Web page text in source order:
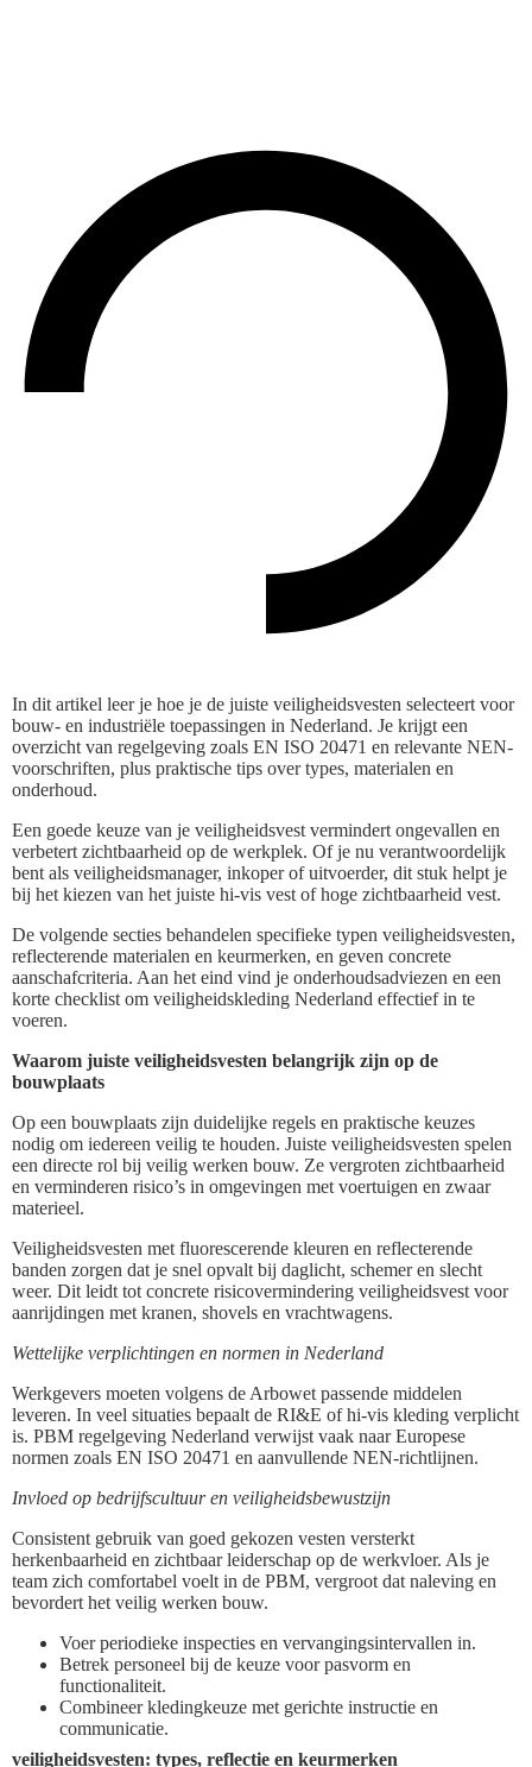
In dit artikel leer je hoe je de juiste veiligheidsvesten selecteert voor
bouw- en industriële toepassingen in Nederland. Je krijgt een
overzicht van regelgeving zoals EN ISO 20471 en relevante NEN-
voorschriften, plus praktische tips over types, materialen en
onderhoud.
Een goede keuze van je veiligheidsvest vermindert ongevallen en
verbetert zichtbaarheid op de werkplek. Of je nu verantwoordelijk
bent als veiligheidsmanager, inkoper of uitvoerder, dit stuk helpt je
bij het kiezen van het juiste hi-vis vest of hoge zichtbaarheid vest.
De volgende secties behandelen specifieke typen veiligheidsvesten,
reflecterende materialen en keurmerken, en geven concrete
aanschafcriteria. Aan het eind vind je onderhoudsadviezen en een
korte checklist om veiligheidskleding Nederland effectief in te
voeren.
Waarom juiste veiligheidsvesten belangrijk zijn op de
bouwplaats
Op een bouwplaats zijn duidelijke regels en praktische keuzes
nodig om iedereen veilig te houden. Juiste veiligheidsvesten spelen
een directe rol bij veilig werken bouw. Ze vergroten zichtbaarheid
en verminderen risico’s in omgevingen met voertuigen en zwaar
materieel.
Veiligheidsvesten met fluorescerende kleuren en reflecterende
banden zorgen dat je snel opvalt bij daglicht, schemer en slecht
weer. Dit leidt tot concrete risicovermindering veiligheidsvest voor
aanrijdingen met kranen, shovels en vrachtwagens.
Wettelijke verplichtingen en normen in Nederland
Werkgevers moeten volgens de Arbowet passende middelen
leveren. In veel situaties bepaalt de RI&E of hi-vis kleding verplicht
is. PBM regelgeving Nederland verwijst vaak naar Europese
normen zoals EN ISO 20471 en aanvullende NEN-richtlijnen.
Invloed op bedrijfscultuur en veiligheidsbewustzijn
Consistent gebruik van goed gekozen vesten versterkt
herkenbaarheid en zichtbaar leiderschap op de werkvloer. Als je
team zich comfortabel voelt in de PBM, vergroot dat naleving en
bevordert het veilig werken bouw.
Voer periodieke inspecties en vervangingsintervallen in.
Betrek personeel bij de keuze voor pasvorm en
functionaliteit.
Combineer kledingkeuze met gerichte instructie en
communicatie.
veiligheidsvesten: types, reflectie en keurmerken